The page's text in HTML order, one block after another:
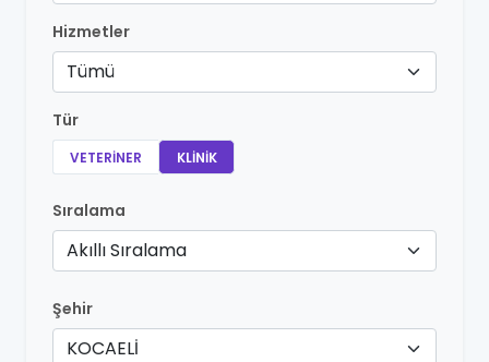
Hizmetler
Tümü
Tür
VETERINER KLINIK
Sıralama
Akıllı Sıralama
Şehir
KOCAELİ